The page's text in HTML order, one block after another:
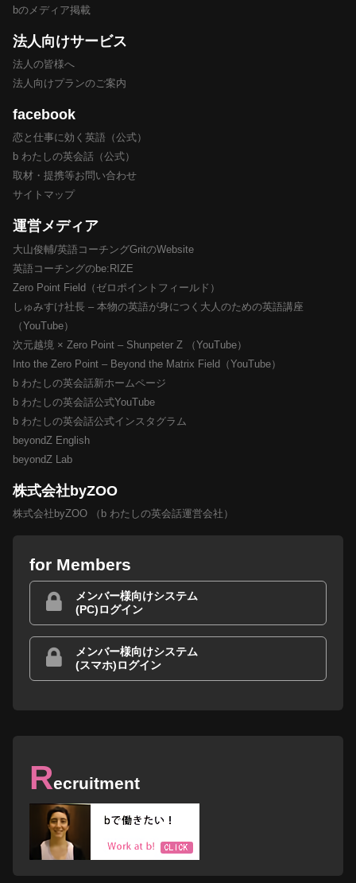
bのメディア掲載
法人向けサービス
法人の皆様へ
法人向けプランのご案内
facebook
恋と仕事に効く英語（公式）
b わたしの英会話（公式）
取材・提携等お問い合わせ
サイトマップ
運営メディア
大山俊輔/英語コーチングGritのWebsite
英語コーチングのbe:RIZE
Zero Point Field（ゼロポイントフィールド）
しゅみすけ社長 – 本物の英語が身につく大人のための英語講座
（YouTube）
次元越境 × Zero Point – Shunpeter Z （YouTube）
Into the Zero Point – Beyond the Matrix Field（YouTube）
b わたしの英会話新ホームページ
b わたしの英会話公式YouTube
b わたしの英会話公式インスタグラム
beyondZ English
beyondZ Lab
株式会社byZOO
株式会社byZOO （b わたしの英会話運営会社）
for Members
メンバー様向けシステム
(PC)ログイン
メンバー様向けシステム
(スマホ)ログイン
Recruitment